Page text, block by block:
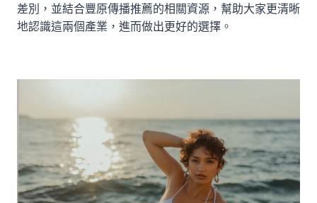
差別，並結合豐原傳播推薦的相關資源，幫助大家更清晰
地認識這兩個產業，進而做出更好的選擇。